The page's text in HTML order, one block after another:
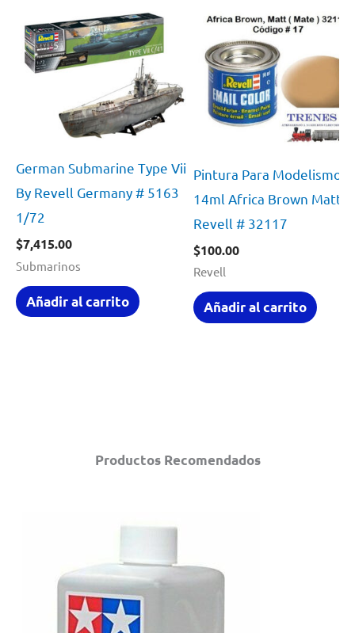
Productos Recomendados
German Submarine Type Vii
By Revell Germany # 5163
1/72
$7,415.00
Submarinos
Añadir al carrito
Pintura Para Modelismo
14ml Africa Brown Matt
Revell # 32117
$100.00
Revell
Añadir al carrito